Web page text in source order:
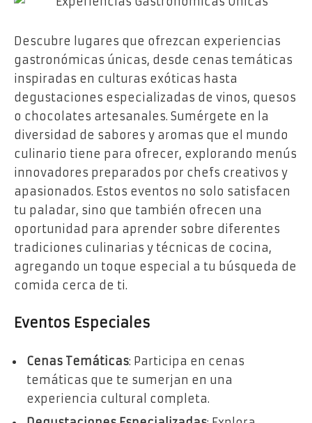
Descubre lugares que ofrezcan experiencias
gastronómicas únicas, desde cenas temáticas
inspiradas en culturas exóticas hasta
degustaciones especializadas de vinos, quesos
o chocolates artesanales. Sumérgete en la
diversidad de sabores y aromas que el mundo
culinario tiene para ofrecer, explorando menús
innovadores preparados por chefs creativos y
apasionados. Estos eventos no solo satisfacen
tu paladar, sino que también ofrecen una
oportunidad para aprender sobre diferentes
tradiciones culinarias y técnicas de cocina,
agregando un toque especial a tu búsqueda de
comida cerca de ti.
Eventos Especiales
Cenas Temáticas: Participa en cenas
temáticas que te sumerjan en una
experiencia cultural completa.